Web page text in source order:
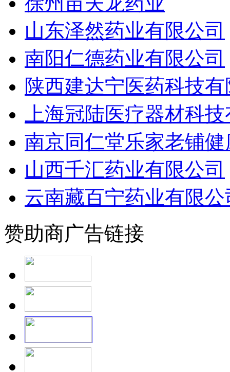
山东泽然药业有限公司
南阳仁德药业有限公司
陕西建达宁医药科技
上海冠陆医疗器材科
南京同仁堂乐家老铺
山西千汇药业有限公司
云南藏百宁药业有限公
赞助商广告链接